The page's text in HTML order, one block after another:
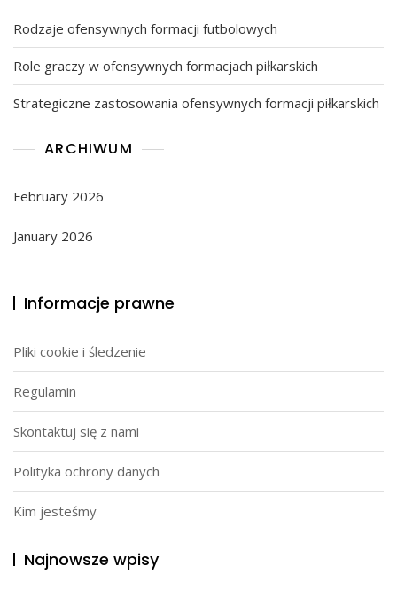
Rodzaje ofensywnych formacji futbolowych
Role graczy w ofensywnych formacjach piłkarskich
Strategiczne zastosowania ofensywnych formacji piłkarskich
ARCHIWUM
February 2026
January 2026
Informacje prawne
Pliki cookie i śledzenie
Regulamin
Skontaktuj się z nami
Polityka ochrony danych
Kim jesteśmy
Najnowsze wpisy